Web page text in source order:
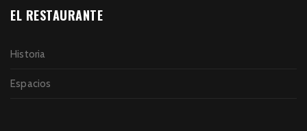
EL RESTAURANTE
Historia
Espacios